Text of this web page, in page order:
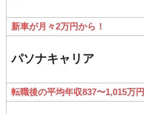
新車が月々2万円から！
パソナキャリア
転職後の平均年収837〜1,015万円